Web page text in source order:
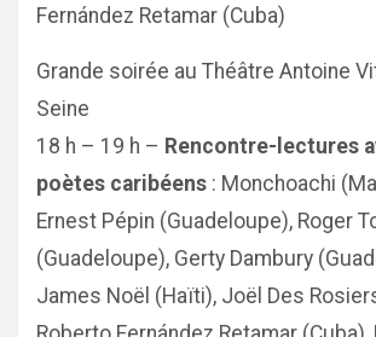
Fernández Retamar (Cuba)
Grande soirée au Théâtre Antoine
Seine
18 h – 19 h – Rencontre-lectures
poètes caribéens : Monchoachi
Ernest Pépin (Guadeloupe), Roger
(Guadeloupe), Gerty Dambury
James Noël (Haïti), Joël Des